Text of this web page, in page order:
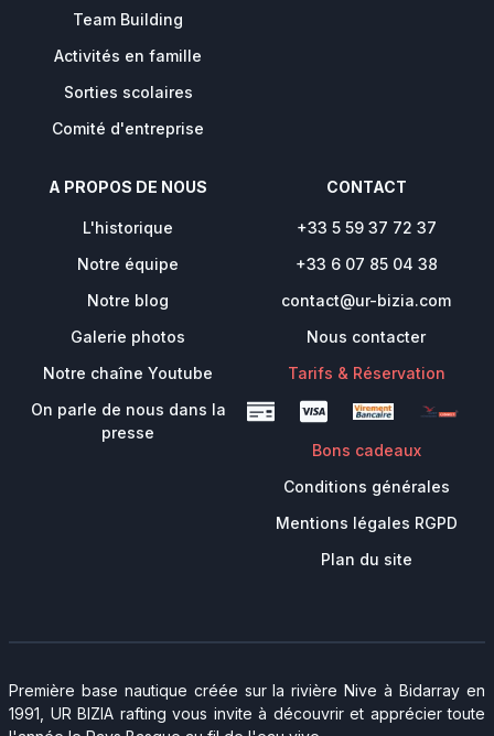
Team Building
Activités en famille
Sorties scolaires
Comité d'entreprise
A PROPOS DE NOUS
L'historique
Notre équipe
Notre blog
Galerie photos
Notre chaîne Youtube
On parle de nous dans la
presse
CONTACT
+33 5 59 37 72 37
+33 6 07 85 04 38
contact@ur-bizia.com
Nous contacter
Tarifs & Réservation
Bons cadeaux
Conditions générales
Mentions légales RGPD
Plan du site
Première base nautique créée sur la rivière Nive à Bidarray en
1991, UR BIZIA rafting vous invite à découvrir et apprécier toute